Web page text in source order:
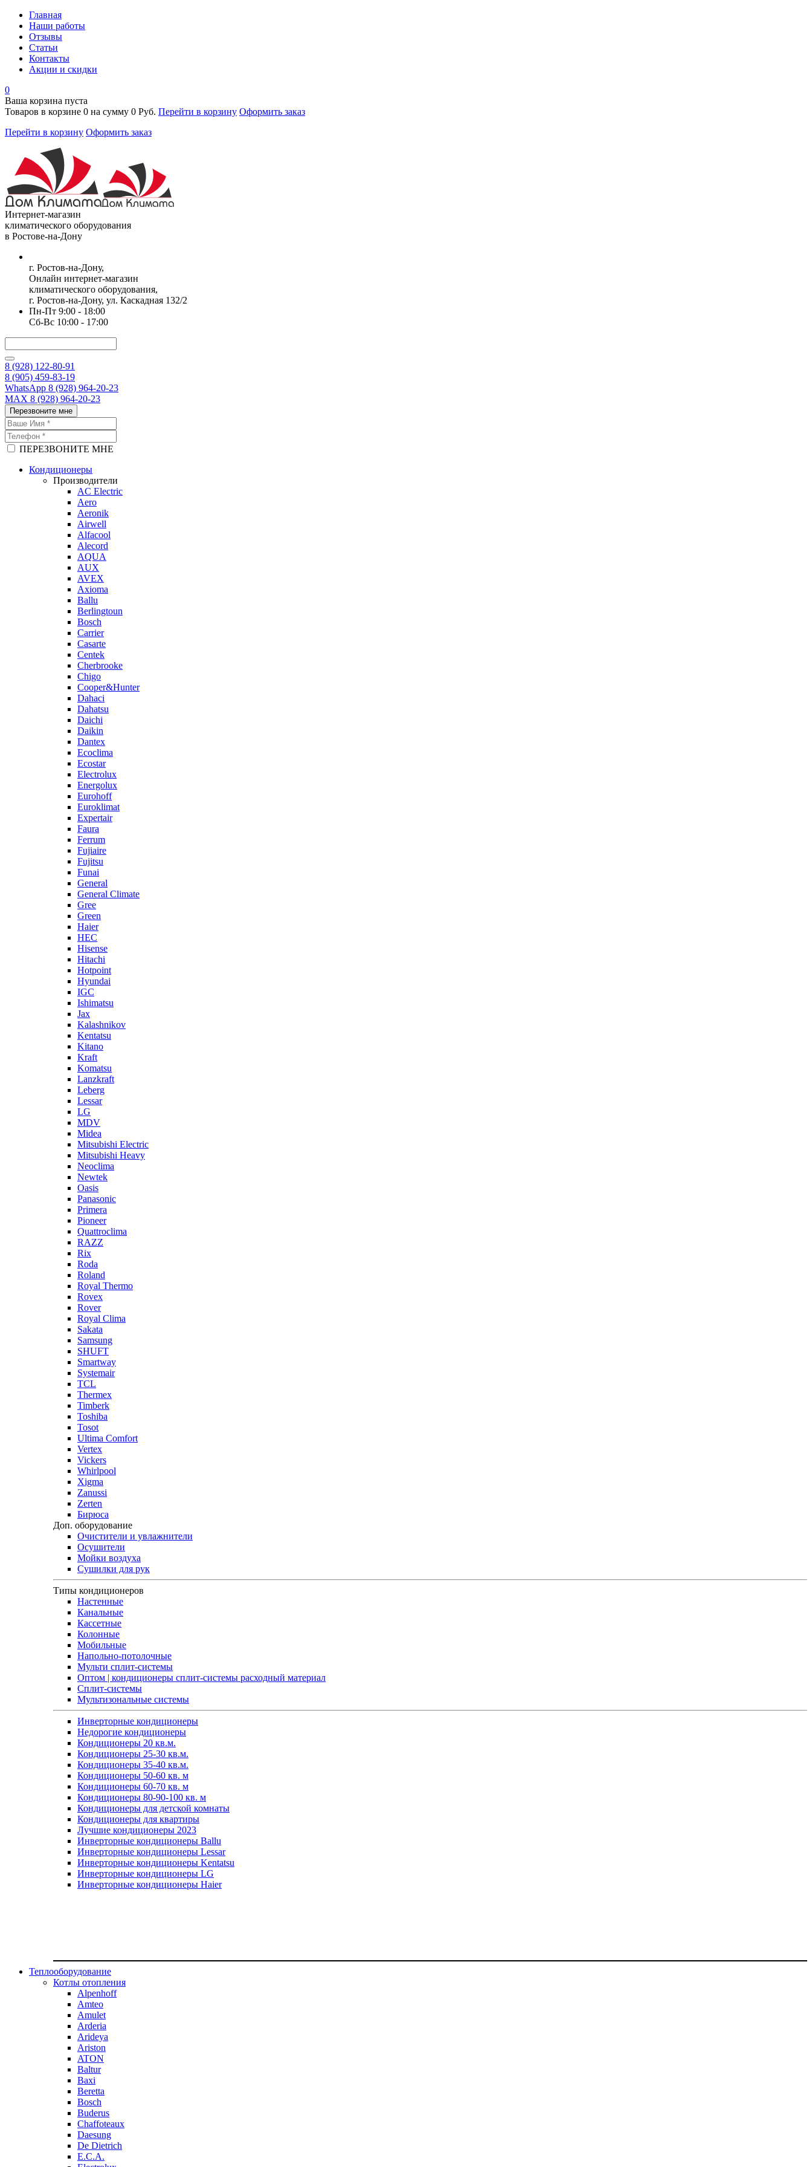
Главная
Наши работы
Отзывы
Статьи
Контакты
Акции и скидки
0
Ваша корзина пуста
Товаров в корзине 0 на сумму 0 Руб. Перейти в корзину Оформить заказ
Перейти в корзину Оформить заказ
Интернет-магазин
климатического оборудования
в Ростове-на-Дону
г. Ростов-на-Дону,
Онлайн интернет-магазин
климатического оборудования,
г. Ростов-на-Дону, ул. Каскадная 132/2
Пн-Пт 9:00 - 18:00
Сб-Вс 10:00 - 17:00
8 (928) 122-80-91
8 (905) 459-83-19
WhatsApp 8 (928) 964-20-23
MAX 8 (928) 964-20-23
Перезвоните мне
ПЕРЕЗВОНИТЕ МНЕ
Кондиционеры
Производители
AC Electric
Aero
Aeronik
Airwell
Alfacool
Alecord
AQUA
AUX
AVEX
Axioma
Ballu
Berlingtoun
Bosch
Carrier
Casarte
Centek
Cherbrooke
Chigo
Cooper&Hunter
Dahaci
Dahatsu
Daichi
Daikin
Dantex
Ecoclima
Ecostar
Electrolux
Energolux
Eurohoff
Euroklimat
Expertair
Faura
Ferrum
Fujiaire
Fujitsu
Funai
General
General Climate
Gree
Green
Haier
HEC
Hisense
Hitachi
Hotpoint
Hyundai
IGC
Ishimatsu
Jax
Kalashnikov
Kentatsu
Kitano
Kraft
Komatsu
Lanzkraft
Leberg
Lessar
LG
MDV
Midea
Mitsubishi Electric
Mitsubishi Heavy
Neoclima
Newtek
Oasis
Panasonic
Primera
Pioneer
Quattroclima
RAZZ
Rix
Roda
Roland
Royal Thermo
Rovex
Rover
Royal Clima
Sakata
Samsung
SHUFT
Smartway
Systemair
TCL
Thermex
Timberk
Toshiba
Tosot
Ultima Comfort
Vertex
Vickers
Whirlpool
Xigma
Zanussi
Zerten
Бирюса
Доп. оборудование
Очистители и увлажнители
Осушители
Мойки воздуха
Сушилки для рук
Типы кондиционеров
Настенные
Канальные
Кассетные
Колонные
Мобильные
Напольно-потолочные
Мульти сплит-системы
Оптом | кондиционеры сплит-системы расходный материал
Сплит-системы
Мультизональные системы
Инверторные кондиционеры
Недорогие кондиционеры
Кондиционеры 20 кв.м.
Кондиционеры 25-30 кв.м.
Кондиционеры 35-40 кв.м.
Кондиционеры 50-60 кв. м
Кондиционеры 60-70 кв. м
Кондиционеры 80-90-100 кв. м
Кондиционеры для детской комнаты
Кондиционеры для квартиры
Лучшие кондиционеры 2023
Инверторные кондиционеры Ballu
Инверторные кондиционеры Lessar
Инверторные кондиционеры Kentatsu
Инверторные кондиционеры LG
Инверторные кондиционеры Haier
Теплооборудование
Котлы отопления
Alpenhoff
Amteo
Amulet
Arderia
Arideya
Ariston
ATON
Baltur
Baxi
Beretta
Bosch
Buderus
Chaffoteaux
Daesung
De Dietrich
E.C.A.